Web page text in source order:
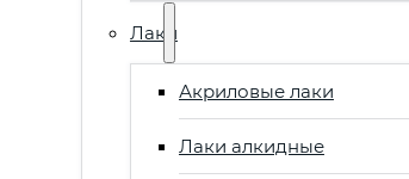
Лаки
Акриловые лаки
Лаки алкидные